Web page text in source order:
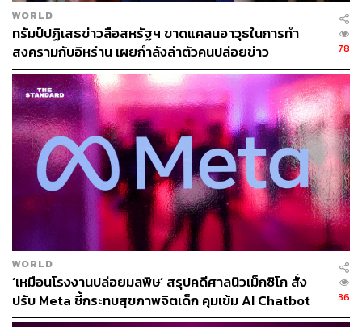
เกษรีได้แบ่งกลุ่มสินทรัพย์ที่จะได้รับผลกระทบออกเป็น 2 ฝั่ง
อย่างชัดเจน ดังนี้
กลุ่มที่ได้รับส่วนเพิ่มมูลค่า (Premium): คือกลุ่ม
สินทรัพย์ที่จับต้องได้ มีความยืดหยุ่นสูง ถูกดิสรัปต์
(Disrupt) ได้ต่ำ เช่น โครงสร้างพื้นฐานระบบไฟฟ้า ผู้
ผลิตหม้อแปลง/สายส่งพลังงาน, ระบบทำความเย็นขั้น
สูงใน Data Center, ผู้ครอบครองที่ดินศักยภาพ, โรง
ไฟฟ้า, ท่อส่งก๊าซ, ผู้ผลิตเครื่องจักรกล รวมถึงแร่ธาตุ
สำคัญอย่าง ทองแดง ที่ต้องใช้วางระบบสายไฟ และ
ยูเรเนียม สำหรับโรงไฟฟ้านิวเคลียร์ ตลอดจนกลุ่มเซมิ
คอนดักเตอร์ ยุทธศาสตร์ความมั่นคง และอาวุธ
ยุทโธปกรณ์
กลุ่มที่เสียมูลค่า (Penalty): คือกลุ่มธุรกิจที่ลอกเลียน
หรือทดแทนได้ง่าย เช่น ซอฟต์แวร์ดั้งเดิม, หุ้นเติบโตที่
WORLD
ทรัมป์ปฏิเสธข่าวลือสหรัฐฯ ขาดแคลนอาวุธในการทำ
สงครามกับอิหร่าน เผยกำลังล่าตัวคนปล่อยข่าว
78
WORLD
‘เหมือนโรงงานปล่อยมลพิษ’ สรุปคดีศาลนิวเม็กซิโก สั่ง
ปรับ Meta ชี้กระทบสุขภาพจิตเด็ก คุมเข้ม AI Chatbot
36